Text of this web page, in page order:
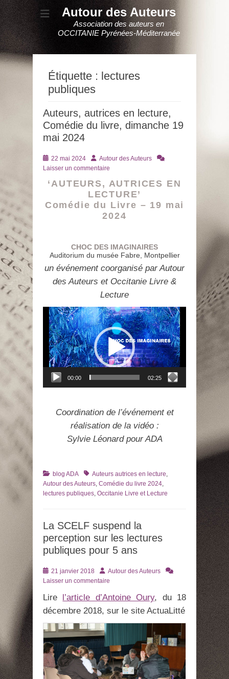
Autour des Auteurs
Association des auteurs en
OCCITANIE Pyrénées-Méditerranée
Étiquette : lectures
publiques
Auteurs, autrices en lecture,
Comédie du livre, dimanche 19
mai 2024
Posté
le
22 mai 2024 AuteurAutour des Auteurs
Laisser un commentaire
‘AUTEURS, AUTRICES EN
LECTURE’
Comédie du Livre – 19 mai
2024
CHOC DES IMAGINAIRES
Auditorium du musée Fabre, Montpellier
un événement coorganisé par Autour
des Auteurs et Occitanie Livre &
Lecture
Lecteur
vidéo
00:00 02:25
Coordination de l’événement et
réalisation de la vidéo :
Sylvie Léonard pour ADA
Catégories
blog ADA TagsAuteurs autrices en lecture
Autour des Auteurs Comédie du livre 2024
lectures publiques Occitanie Livre et Lecture
La SCELF suspend la
perception sur les lectures
publiques pour 5 ans
Posté
le
21 janvier 2018 AuteurAutour des Auteurs
Laisser un commentaire
Lire l’article d’Antoine Oury, du 18
décembre 2018, sur le site ActuaLitté